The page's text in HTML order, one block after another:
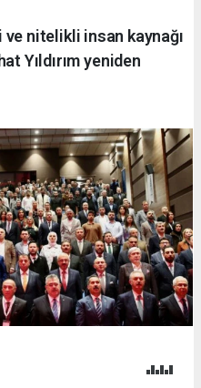
nitelikli insan kaynağı
Yıldırım yeniden